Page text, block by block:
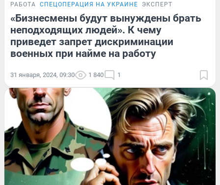
РАБОТА СПЕЦОПЕРАЦИЯ НА УКРАИНЕ ЭКСПЕРТ
«Бизнесмены будут вынуждены брать
неподходящих людей». К чему
приведет запрет дискриминации
военных при найме на работу
31 января, 2024, 09:30 1 840 1